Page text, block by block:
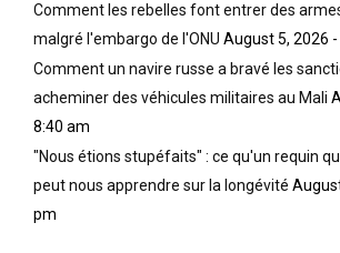
Comment les rebelles font entrer des
malgré l'embargo de l'ONU August 5, 2026
Comment un navire russe a bravé les
acheminer des véhicules militaires au Mali
8:40 am
"Nous étions stupéfaits" : ce qu'un requin
peut nous apprendre sur la longévité
pm